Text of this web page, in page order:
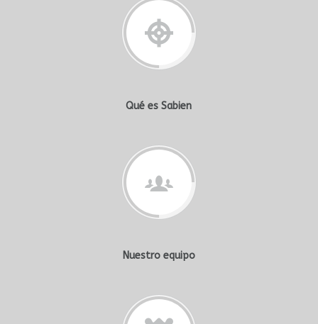
Qué es Sabien
Nuestro equipo